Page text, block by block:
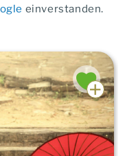
einverstanden.